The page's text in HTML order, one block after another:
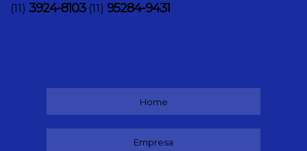
(11) 3924-8103 (11) 95284-9431
Home
Empresa